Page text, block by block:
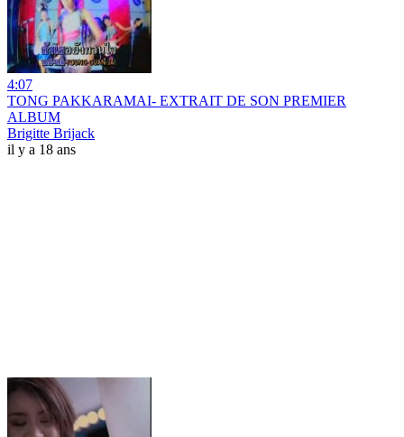
4:07
TONG PAKKARAMAI- EXTRAIT DE SON PREMIER
ALBUM
Brigitte Brijack
il y a 18 ans